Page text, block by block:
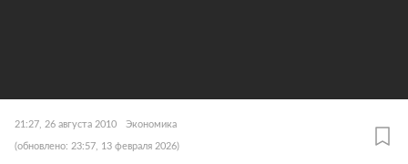
21:27, 26 августа 2010 Экономика
(обновлено: 23:57, 13 февраля 2026)